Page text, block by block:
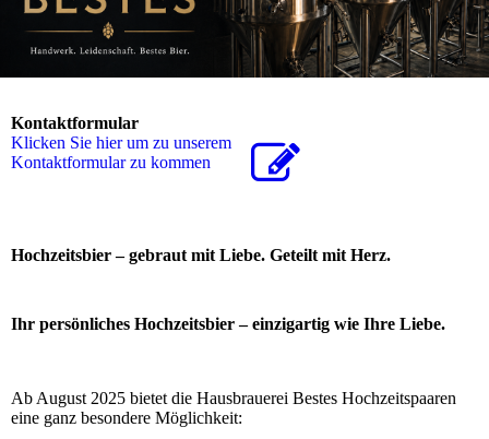
Kontaktformular
Klicken Sie hier um zu unserem
Kon­takt­for­mu­lar zu kommen
Hochzeitsbier – gebraut mit Liebe. Geteilt mit Herz.
Ihr persönliches Hochzeitsbier – einzigartig wie Ihre Liebe.
Ab August 2025 bietet die Hausbrauerei Bestes Hochzeitspaaren
eine ganz besondere Möglichkeit: